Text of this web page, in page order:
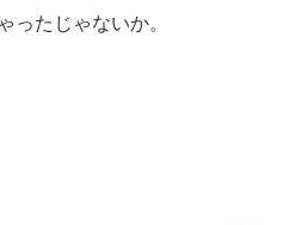
ったじゃないか。